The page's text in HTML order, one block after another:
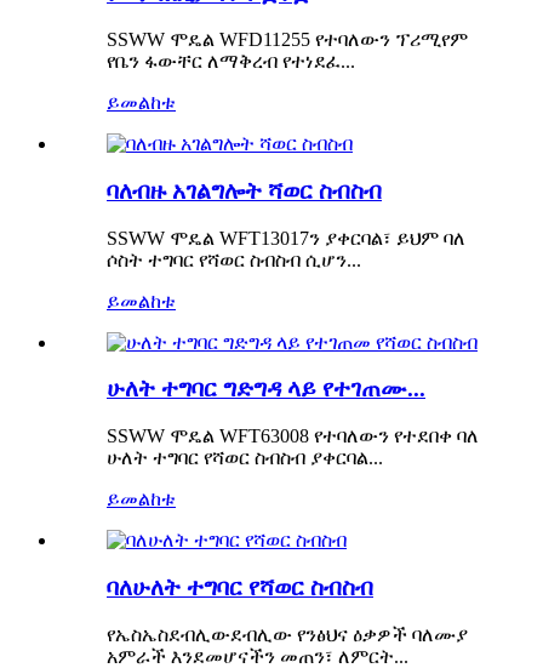
SSWW ሞዴል WFD11255 የተባለውን ፕሪሚየም
የቤን ፋውቸር ለማቅረብ የተነደፈ...
ይመልከቱ
ባለብዙ አገልግሎት ሻወር ስብስብ
SSWW ሞዴል WFT13017ን ያቀርባል፣ ይህም ባለ
ሶስት ተግባር የሻወር ስብስብ ሲሆን...
ይመልከቱ
ሁለት ተግባር ግድግዳ ላይ የተገጠሙ...
SSWW ሞዴል WFT63008 የተባለውን የተደበቀ ባለ
ሁለት ተግባር የሻወር ስብስብ ያቀርባል...
ይመልከቱ
ባለሁለት ተግባር የሻወር ስብስብ
የኤስኤስደብሊውደብሊው የንፅህና ዕቃዎች ባለሙያ
አምራች እንደመሆናችን መጠን፣ ለምርት...